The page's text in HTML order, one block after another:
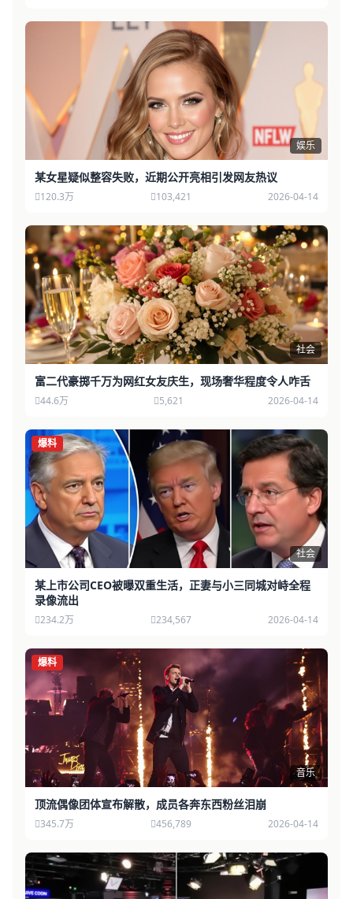
娱乐
某女星疑似整容失败，近期公开亮相引发网友热议
120.3万 103,421 2026-04-14
社会
富二代豪掷千万为网红女友庆生，现场奢华程度令人咋舌
44.6万 5,621 2026-04-14
爆料
社会
某上市公司CEO被曝双重生活，正妻与小三同城对峙全程
录像流出
234.2万 234,567 2026-04-14
爆料
音乐
顶流偶像团体宣布解散，成员各奔东西粉丝泪崩
345.7万 456,789 2026-04-14